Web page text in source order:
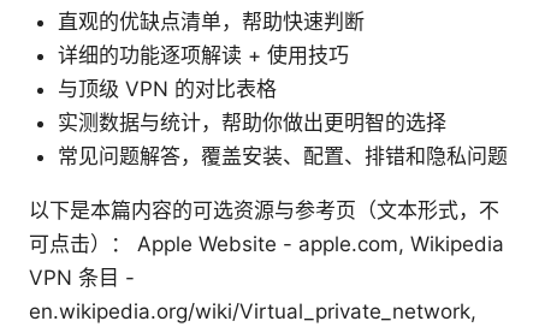
直观的优缺点清单，帮助快速判断
详细的功能逐项解读 + 使用技巧
与顶级 VPN 的对比表格
实测数据与统计，帮助你做出更明智的选择
常见问题解答，覆盖安装、配置、排错和隐私问题
以下是本篇内容的可选资源与参考页（文本形式，不
可点击）： Apple Website - apple.com, Wikipedia
VPN 条目 -
en.wikipedia.org/wiki/Virtual_private_network,